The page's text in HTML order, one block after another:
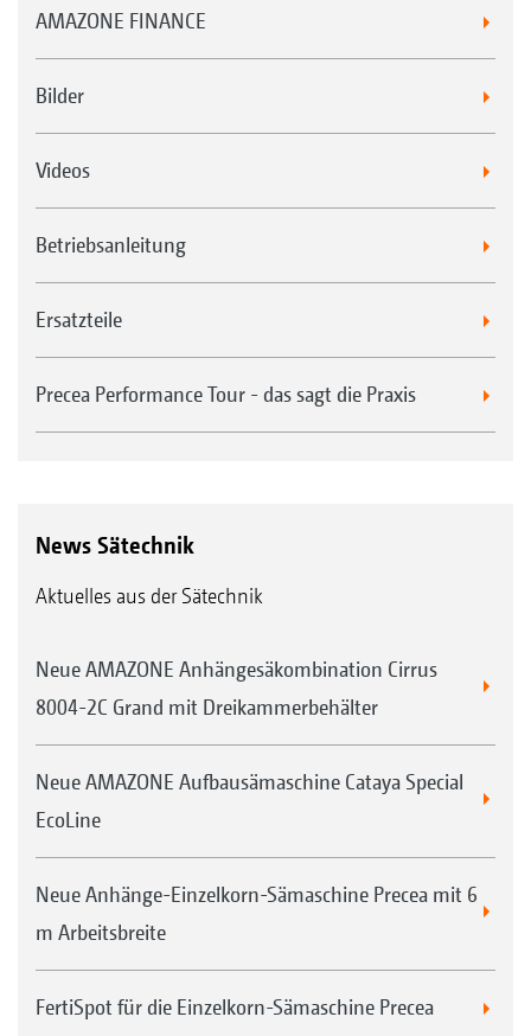
AMAZONE FINANCE
Bilder
Videos
Betriebsanleitung
Ersatzteile
Precea Performance Tour - das sagt die Praxis
News Sätechnik
Aktuelles aus der Sätechnik
Neue AMAZONE Anhängesäkombination Cirrus
8004-2C Grand mit Dreikammerbehälter
Neue AMAZONE Aufbausämaschine Cataya Special
EcoLine
Neue Anhänge-Einzelkorn-Sämaschine Precea mit 6
m Arbeitsbreite
FertiSpot für die Einzelkorn-Sämaschine Precea